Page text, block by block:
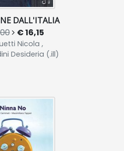
DALL'ITALIA
€ 16,15
Nicola ,
Desideria (.ill)